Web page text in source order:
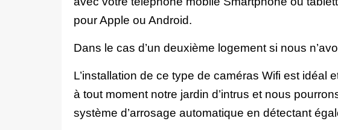
pour Apple ou Android.
Dans le cas d’un deuxième logement si nous
L’installation de ce type de caméras Wifi est
à tout moment notre jardin d’intrus et nous
système d’arrosage automatique en détectant